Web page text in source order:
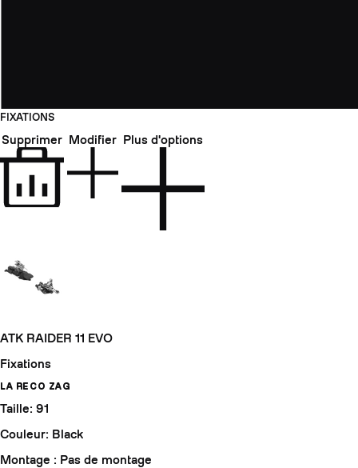
FIXATIONS
Supprimer Modifier Plus d'options
ATK RAIDER 11 EVO
Fixations
LA RECO ZAG
Taille: 91
Couleur: Black
Montage : Pas de montage